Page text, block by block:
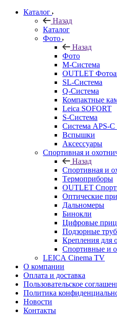
Каталог
Назад
Каталог
Фото
Назад
Фото
M-Система
OUTLET
SL-Система
Q-Cистема
Компактные
Leica SOFORT
S-Система
Система APS-
Вспышки
Аксессуары
Спортивная и
Назад
Спортивная и
Tермоприборы
OUTLET
Оптические
Дальномеры
Бинокли
Цифровые
Подзорные
Крепления для
Спортивные и
LEICA Cinema TV
О компании
Оплата и доставка
Пользовательское
Политика
Новости
Контакты